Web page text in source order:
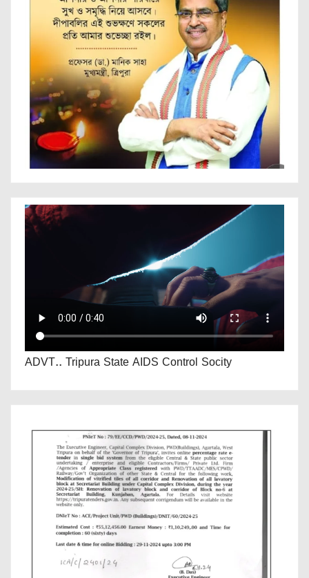
ADVT.. Tripura State AIDS Control Socity